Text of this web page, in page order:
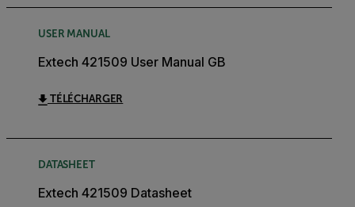
USER MANUAL
Extech 421509 User Manual GB
TÉLÉCHARGER
DATASHEET
Extech 421509 Datasheet